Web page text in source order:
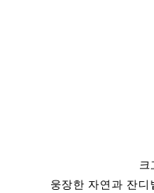
크
웅장한 자연과 잔